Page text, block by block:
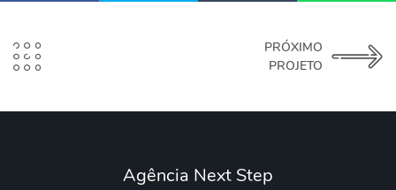
PRÓXIMO
PROJETO
Agência Next Step